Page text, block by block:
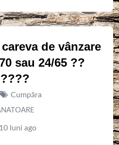
de vânzare
sau 24/65 ??
Cumpăra
10 luni ago